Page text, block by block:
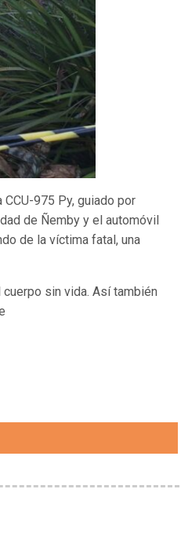
CCU-975 Py, guiado por
de Ñemby y el automóvil
de la víctima fatal, una
sin vida. Así también